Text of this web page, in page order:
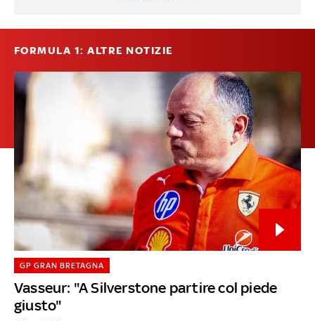
FORMULA 1: ALTRE NOTIZIE
Vasseur: "A Silverstone partire col piede
giusto"
GP GRAN BRETAGNA